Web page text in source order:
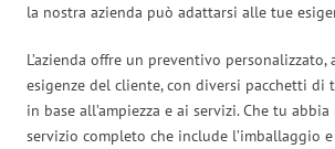
la nostra azienda può adattarsi alle tue
L’azienda offre un preventivo
esigenze del cliente, con diversi pacchetti di
in base all’ampiezza e ai servizi. Che tu
servizio completo che include l’imballaggio